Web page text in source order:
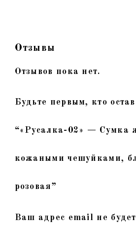
Отзывы
Отзывов пока нет.
Будьте первым, кто
“«Русалка-02» — Сумка
кожаными чешуйками,
розовая”
Ваш адрес email не